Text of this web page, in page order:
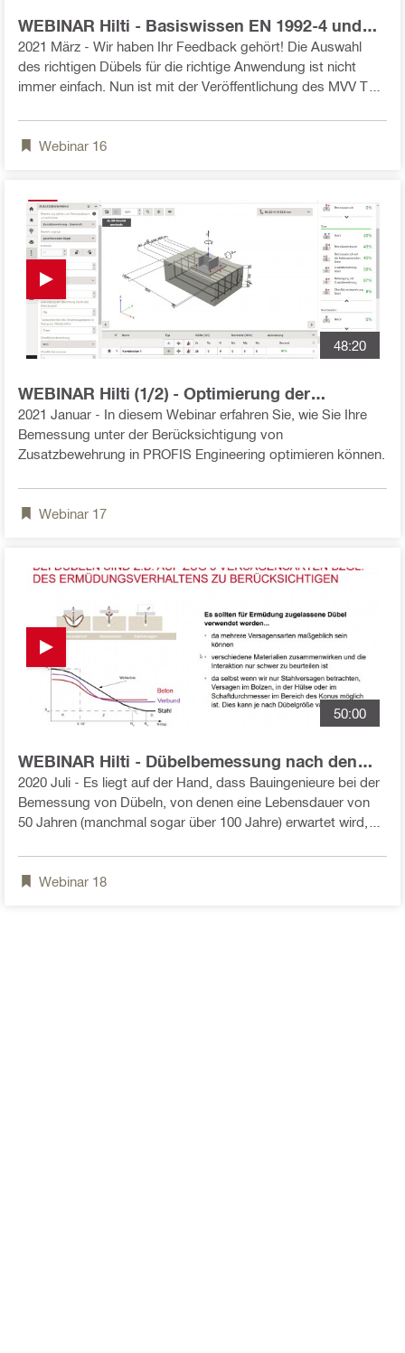
WEBINAR Hilti - Basiswissen EN 1992-4 und
der intelligente Dübelselektor In Profis
Engineering
2021 März - Wir haben Ihr Feedback gehört! Die Auswahl
des richtigen Dübels für die richtige Anwendung ist nicht
immer einfach. Nun ist mit der Veröffentlichung des MVV TB
Einführung des EN 1992-4 für Befestigungen im Beton in den
verschiedenen Ländern gelegt. Doch was genau muss jetzt
Webinar 16
48:20
WEBINAR Hilti (1/2) - Optimierung der
Dübelbemessung mit Zusatzbewehrung bei
Querbelastung
2021 Januar - In diesem Webinar erfahren Sie, wie Sie Ihre
Bemessung unter der Berücksichtigung von
Zusatzbewehrung in PROFIS Engineering optimieren können.
Webinar 17
50:00
WEBINAR Hilti - Dübelbemessung nach den
aktuellen Standards - TR061 und EN1992-4
2020 Juli - Es liegt auf der Hand, dass Bauingenieure bei der
Bemessung von Dübeln, von denen eine Lebensdauer von
50 Jahren (manchmal sogar über 100 Jahre) erwartet wird,
einbeziehen sollten. Dieses Webinar hilft auch zu verstehen,
welches Regelwerk und welche Produkte unter
Webinar 18